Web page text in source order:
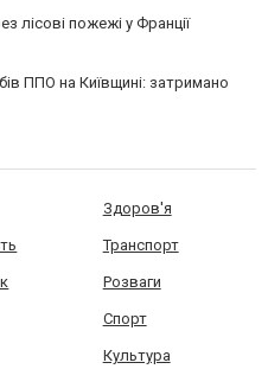
лісові пожежі у Франції
ППО на Київщині: затримано
Здоров'я
Транспорт
Розваги
Спорт
Культура